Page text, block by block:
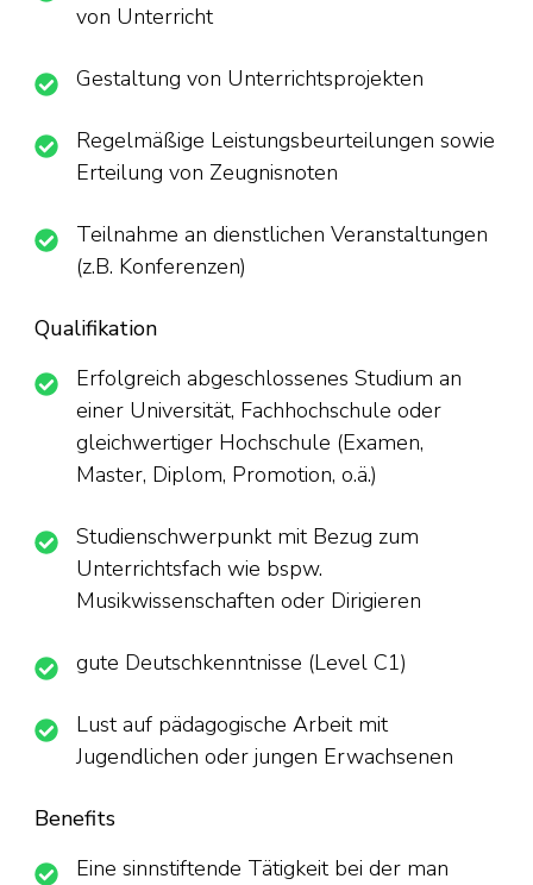
von Unterricht
Gestaltung von Unterrichtsprojekten
Regelmäßige Leistungsbeurteilungen sowie
Erteilung von Zeugnisnoten
Teilnahme an dienstlichen Veranstaltungen
(z.B. Konferenzen)
Qualifikation
Erfolgreich abgeschlossenes Studium an
einer Universität, Fachhochschule oder
gleichwertiger Hochschule (Examen,
Master, Diplom, Promotion, o.ä.)
Studienschwerpunkt mit Bezug zum
Unterrichtsfach wie bspw.
Musikwissenschaften oder Dirigieren
gute Deutschkenntnisse (Level C1)
Lust auf pädagogische Arbeit mit
Jugendlichen oder jungen Erwachsenen
Benefits
Eine sinnstiftende Tätigkeit bei der man